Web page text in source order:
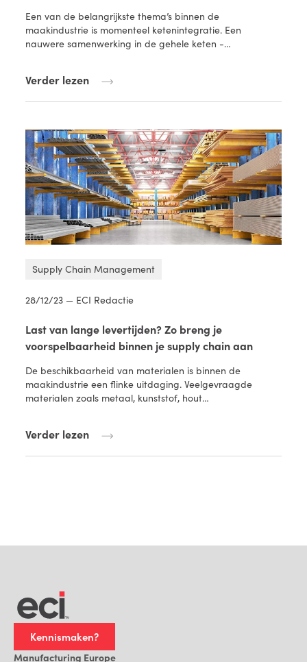
Een van de belangrijkste thema’s binnen de
maakindustrie is momenteel ketenintegratie. Een
nauwere samenwerking in de gehele keten -…
Verder lezen
Supply Chain Management
28/12/23 — ECI Redactie
Last van lange levertijden? Zo breng je
voorspelbaarheid binnen je supply chain aan
De beschikbaarheid van materialen is binnen de
maakindustrie een flinke uitdaging. Veelgevraagde
materialen zoals metaal, kunststof, hout…
Verder lezen
Kennismaken?
Manufacturing Europe